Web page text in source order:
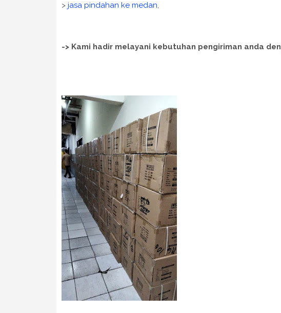
> jasa pindahan ke medan,
-> Kami hadir melayani kebutuhan pengiriman anda